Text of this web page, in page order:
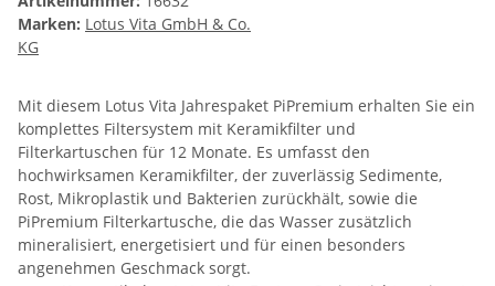
Marken: Lotus Vita GmbH & Co.
KG
Mit diesem Lotus Vita Jahrespaket PiPremium erhalten Sie ein
komplettes Filtersystem mit Keramikfilter und
Filterkartuschen für 12 Monate. Es umfasst den
hochwirksamen Keramikfilter, der zuverlässig Sedimente,
Rost, Mikroplastik und Bakterien zurückhält, sowie die
PiPremium Filterkartusche, die das Wasser zusätzlich
mineralisiert, energetisiert und für einen besonders
angenehmen Geschmack sorgt.